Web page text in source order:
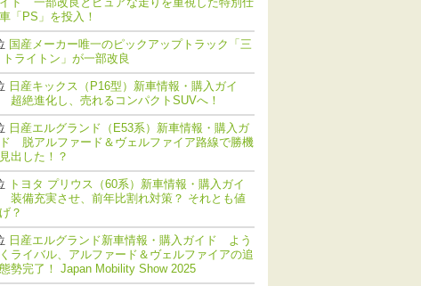
「PS」を投入！
国産メーカー唯一のピックアップトラック「三
トライトン」が一部改良
日産キックス（P16型）新車情報・購入ガイ
超絶進化し、売れるコンパクトSUVへ！
日産エルグランド（E53系）新車情報・購入ガ
脱アルファード＆ヴェルファイア路線で勝機
出した！？
トヨタ プリウス（60系）新車情報・購入ガイ
装備充実させ、前年比割れ対策？ それとも値
？
日産エルグランド新車情報・購入ガイド よう
ライバル、アルファード＆ヴェルファイアの追
勢完了！ Japan Mobility Show 2025